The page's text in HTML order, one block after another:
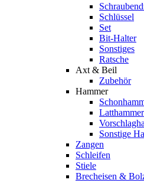
Schlüssel
Set
Bit-Halter
Sonstiges
Ratsche
Axt & Beil
Zubehör
Hammer
Latthammer
Sonstige
Zangen
Schleifen
Stiele
Brecheisen &